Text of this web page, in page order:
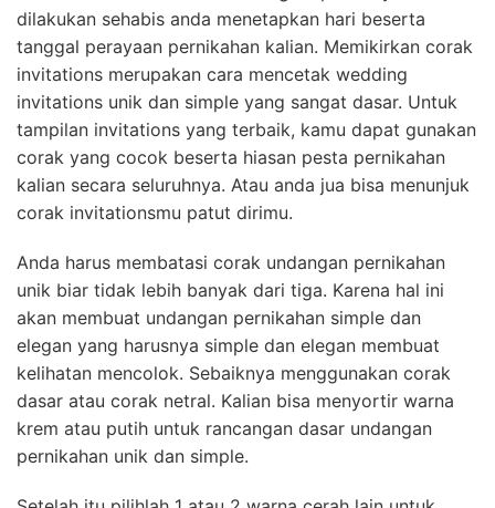
dilakukan sehabis anda menetapkan hari beserta
tanggal perayaan pernikahan kalian. Memikirkan corak
invitations merupakan cara mencetak wedding
invitations unik dan simple yang sangat dasar. Untuk
tampilan invitations yang terbaik, kamu dapat gunakan
corak yang cocok beserta hiasan pesta pernikahan
kalian secara seluruhnya. Atau anda jua bisa menunjuk
corak invitationsmu patut dirimu.
Anda harus membatasi corak undangan pernikahan
unik biar tidak lebih banyak dari tiga. Karena hal ini
akan membuat undangan pernikahan simple dan
elegan yang harusnya simple dan elegan membuat
kelihatan mencolok. Sebaiknya menggunakan corak
dasar atau corak netral. Kalian bisa menyortir warna
krem atau putih untuk rancangan dasar undangan
pernikahan unik dan simple.